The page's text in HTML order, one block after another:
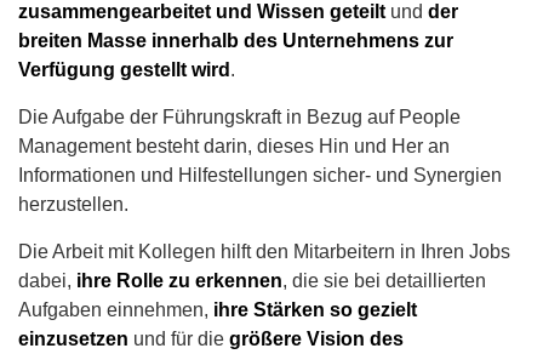
zusammengearbeitet und Wissen geteilt und der
breiten Masse innerhalb des Unternehmens zur
Verfügung gestellt wird .
Die Aufgabe der Führungskraft in Bezug auf People
Management besteht darin, dieses Hin und Her an
Informationen und Hilfestellungen sicher- und Synergien
herzustellen.
Die Arbeit mit Kollegen hilft den Mitarbeitern in Ihren Jobs
dabei, ihre Rolle zu erkennen, die sie bei detaillierten
Aufgaben einnehmen, ihre Stärken so gezielt
einzusetzen und für die größere Vision des